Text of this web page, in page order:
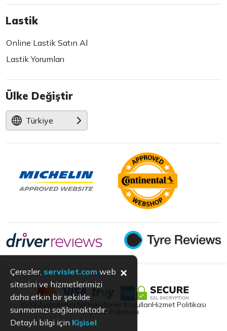
Lastik
Online Lastik Satın Al
Lastik Yorumları
Ülke Değiştir
Türkiye
Aydınlatma Metni Kullanım KoşullarıHizmet Politikası
Çerez Politikası
Çerezler, servislet.com web
sitesini ve hizmetlerimizi
daha etkin bir şekilde
sunmamızı sağlamaktadır.
Detaylı bilgi için Kişisel
×